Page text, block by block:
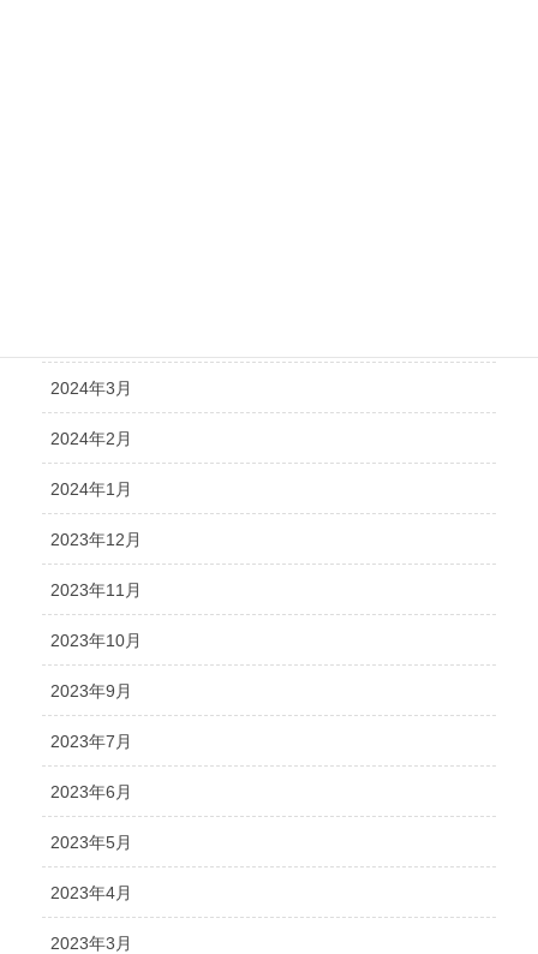
2024年3月
2024年2月
2024年1月
2023年12月
2023年11月
2023年10月
2023年9月
2023年7月
2023年6月
2023年5月
2023年4月
2023年3月